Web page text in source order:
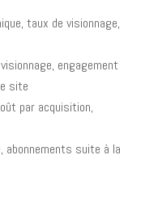
taux de visionnage,
engagement
site
par acquisition,
abonnements suite à la